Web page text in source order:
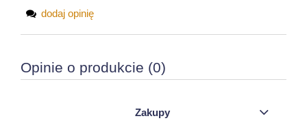
dodaj opinię
Opinie o produkcie (0)
Zakupy